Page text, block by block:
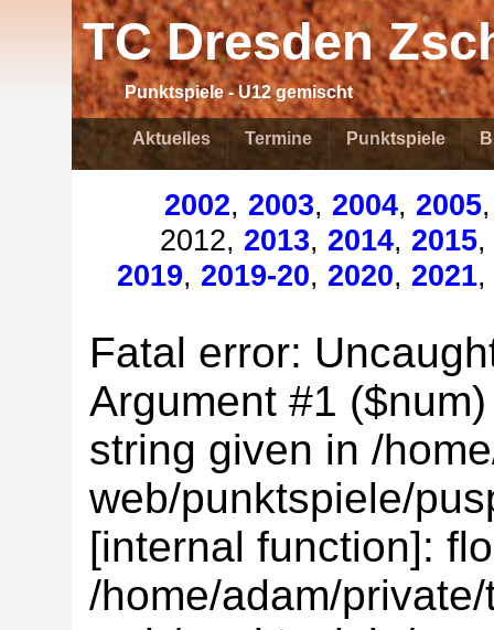
TC Dresden
Punktspiele - U12 gemischt
Aktuelles Termine Punktspiele
2002, 2003, 2004, 2005
2012, 2013, 2014, 2015,
2019, 2019-20, 2020, 2021,
Fatal error:
Argument #1
string given in /
web/punktspiele/
[internal function]:
/home/adam/